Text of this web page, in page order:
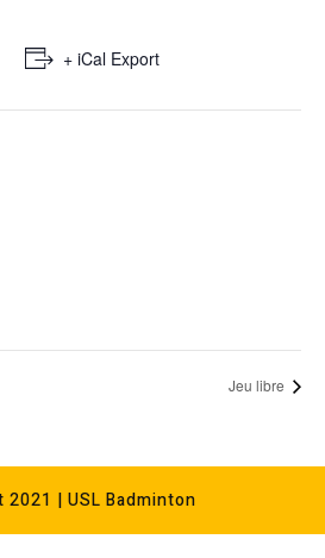
+ iCal Export
Jeu libre
2021 | USL Badminton